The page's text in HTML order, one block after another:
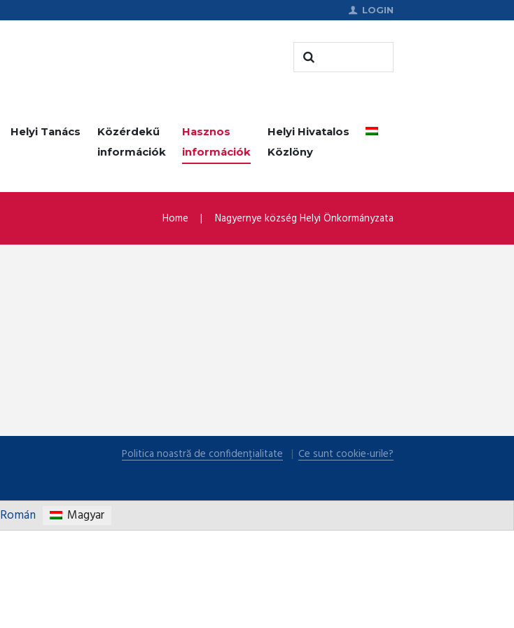
LOGIN
Helyi Tanács
Közérdekű
információk
Hasznos
információk
Helyi Hivatalos
Közlöny
Home Nagyernye község Helyi Önkormányzata
Politica noastră de confidențialitate Ce sunt cookie-urile?
Román Magyar